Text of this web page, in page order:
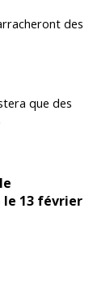
des
que des
le 13 février